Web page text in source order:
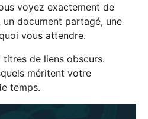
voyez exactement de
un document partagé, une
vous attendre.
titres de liens obscurs.
méritent votre
temps.